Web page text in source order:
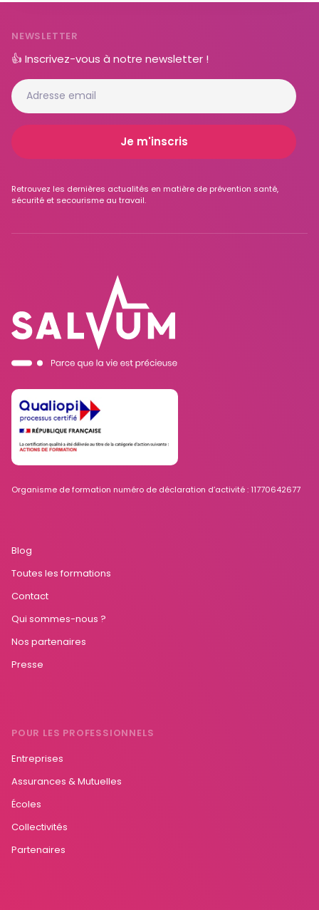
Organisme de formation numéro de déclaration d’activité : 11770642677
Blog
Toutes les formations
Contact
Qui sommes-nous ?
Nos partenaires
Presse
POUR LES PROFESSIONNELS
Entreprises
Assurances & Mutuelles
Écoles
Collectivités
Partenaires
NEWSLETTER
👍 Inscrivez-vous à notre newsletter !
Retrouvez les dernières actualités en matière de prévention santé,
sécurité et secourisme au travail.